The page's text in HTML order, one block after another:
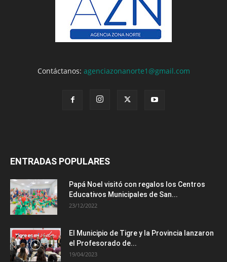
Contáctanos: agenciazonanorte1@gmail.com
ENTRADAS POPULARES
Papá Noel visitó con regalos los Centros
Educativos Municipales de San...
23/12/2022
El Municipio de Tigre y la Provincia lanzaron
el Profesorado de...
19/04/2023